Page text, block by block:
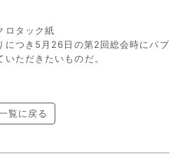
ロタック紙
につき5月26日の第2回総会時にパブ
ただきたいものだ。
覧に戻る